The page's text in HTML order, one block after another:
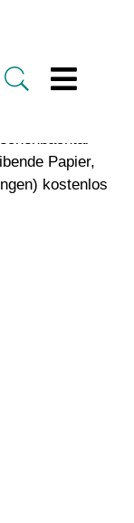
Papier,
kostenlos